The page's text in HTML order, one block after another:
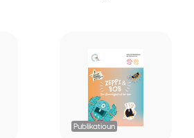
Publikatioun